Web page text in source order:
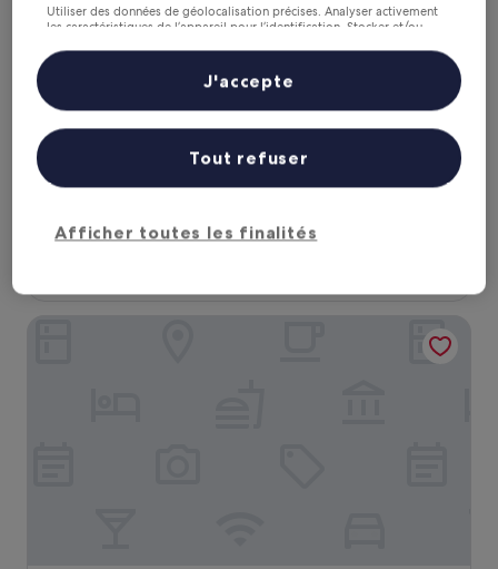
Artan Hotel
Hébergement
3.0 étoiles
Isparta
sur
10,
est
de
50 €
Utiliser des données de géolocalisation précises. Analyser activement
les caractéristiques de l’appareil pour l’identification. Stocker et/ou
personnalisés, mesure de performance des publicités et du contenu,
études d’audience et développement de services.
Liste de nos partenaires (fournisseurs)
Afficher toutes les finalités
Tout refuser
J'accepte